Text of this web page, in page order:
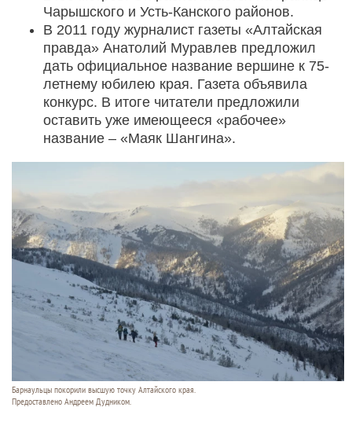
Чарышского и Усть-Канского районов.
В 2011 году журналист газеты «Алтайская
правда» Анатолий Муравлев предложил
дать официальное название вершине к 75-
летнему юбилею края. Газета объявила
конкурс. В итоге читатели предложили
оставить уже имеющееся «рабочее»
название – «Маяк Шангина».
Барнаульцы покорили высшую точку Алтайского края.
Предоставлено Андреем Дудником.